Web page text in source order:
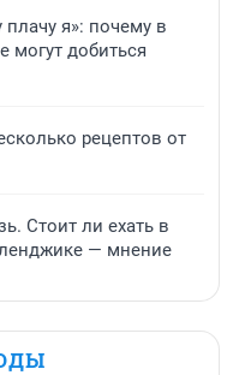
я»: почему в
добиться
рецептов от
Стоит ли ехать в
— мнение